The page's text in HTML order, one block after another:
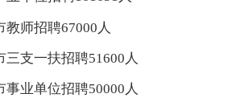
教师招聘67000人
三支一扶招聘51600人
事业单位招聘50000人